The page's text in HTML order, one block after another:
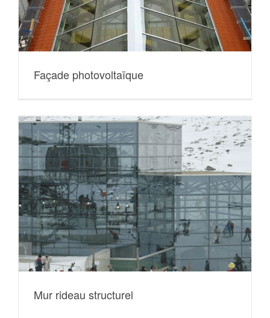
Façade photovoltaïque
Mur rideau structurel